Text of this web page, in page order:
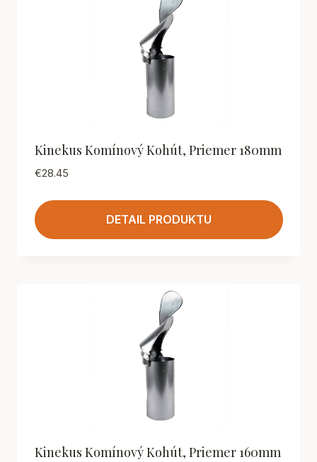
Kinekus Komínový Kohút, Priemer 180mm
€28.45
DETAIL PRODUKTU
Kinekus Komínový Kohút, Priemer 160mm